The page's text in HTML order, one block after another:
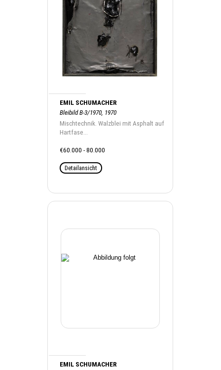
EMIL SCHUMACHER
Bleibild B-3/1970, 1970
Mischtechnik. Walzblei mit Asphalt auf
Hartfase...
€60.000 - 80.000
Detailansicht
EMIL SCHUMACHER